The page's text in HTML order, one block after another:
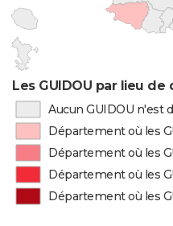
Les GUIDOU par lieu de
Aucun GUIDOU n'est
Département où les
Département où les
Département où les
Département où les